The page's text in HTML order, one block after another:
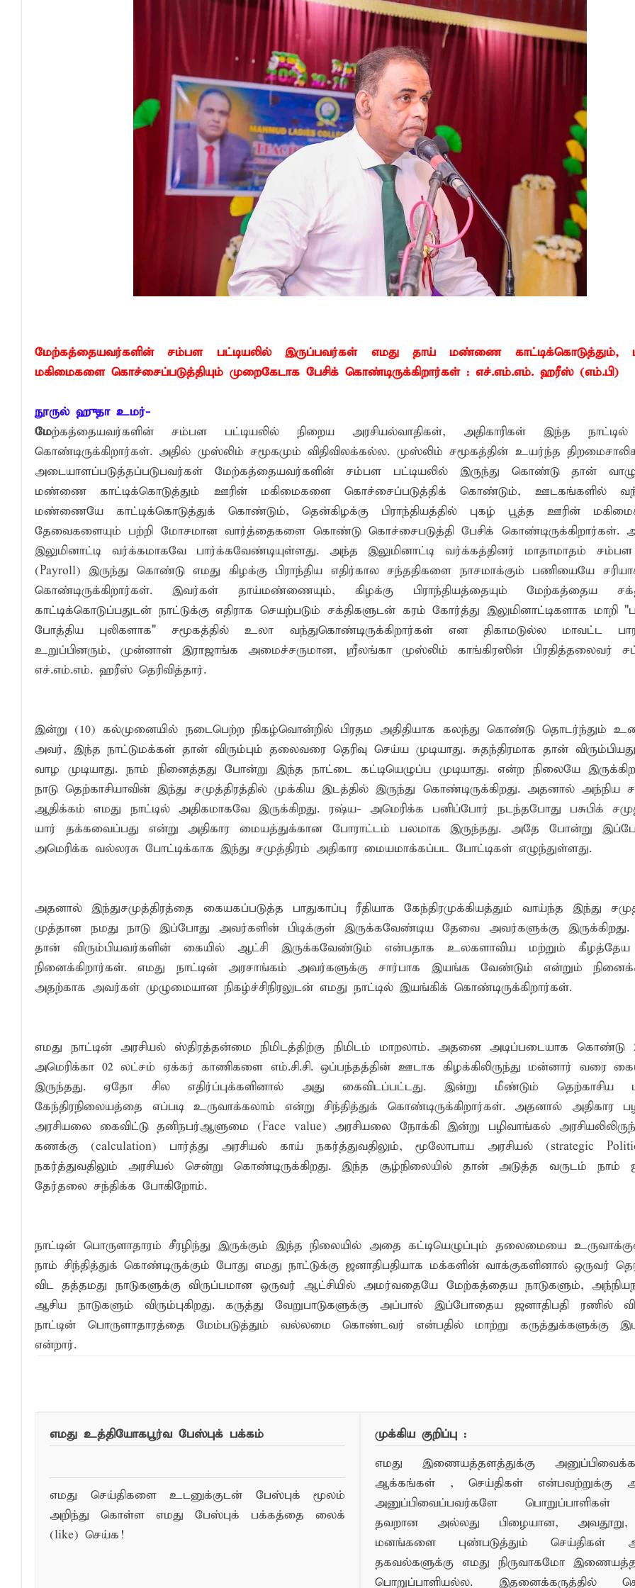
வவுனியாவில் சர்வதேச சகோதரிகள் தினம்!
பகிடிவதைக்கு பூஜ்ஜிய சகிப்புத்தன்மை: "ஒரு மாணவனின் கனவைக் கலைக்காதீர்கள்" – தென்கிழக்குப்
கல்முனை - பாண்டிருப்பில் வீதி விபத்து ஒருவர் உயிரிழப்பு, மற்றையவர் அவசர சிகிச்சை பிரிவில்
NGO சட்டமூலத்திற்கு எதிராக பாராளுமன்ற உறுப்பினர்கள் வாக்களிக்க வேண்டும் – மனித உரிமைகள்
வேண்டுகோள்
அக்கரைப்பற்று பொலிஸ் பிரிவில் அதிரடிப் போக்குவரத்துச் சோதனை- 187 வழக்குகள் பதிவு, 23 மோட்டார்
தென்கிழக்குப் பல்கலைக்கழகத்தில் புவித் தகவல் தொழில்நுட்ப குறுகியகால கற்கைநெறி ஆரம்பம்: பன்முகக்
காலத்தின் தேவை – பீடாதிபதி பேராசிரியர் எம். எம். பாஸில்
தீகவாபியில் பயிர்ச்செய்கைகள் நாசம்- அறுவடைக்குத் தயாராகவிருந்த நெல் வயல்களை துவம்சம் செய்த
தென்கிழக்குப் பல்கலைக்கழகத்திற்கு மேலும் ஓர் பெருமை
தென்கிழக்குப் பல்கலையில் மூன்று நாட்கள், ஒன்பது அமர்வுகள்; 3,397 பட்டதாரிகளுக்கு பட்டங்கள் –
நினைவுப் பதக்கங்கள் மற்றும் சிறப்புப் பரிசுகள்
இலங்கை அஹ்திய்யா பாடசாலைகளின் 75ஆவது ஆண்டு பவள விழா ஏற்பாடுகள் தொடர்பாக அம்பாறை
வியப்பில் ஆழ்த்தும் விபூதி மலை! – கதிர்காமத்தின் மறைந்திருக்கும் அதிசயம்
கல்முனை மஹ்மூத் மகளிர் கல்லூரிக்கு பெருமை சேர்த்த 94 மாணவிகள்!
மேற்கத்தையவர்களின் சம்பள பட்டியலில் இருப்பவர்கள் எமது தாய் மண்ணை
மகிமைகளை கொச்சைப்படுத்தியும் முறைகேடாக பேசிக் கொண்டிருக்கிறார்கள் : எச்.எம்.எம். ஹரீஸ் (எம்.பி)
நூருல் ஹுதா உமர்-
மேற்கத்தையவர்களின் சம்பள பட்டியலில் நிறைய அரசியல்வாதிகள், அதிகாரிகள் இந்த நாட்டில்
கொண்டிருக்கிறார்கள். அதில் முஸ்லிம் சமூகமும் விதிவிலக்கல்ல. முஸ்லிம் சமூகத்தின் உயர்ந்த
அடையாளப்படுத்தப்படுபவர்கள் மேற்கத்தையவர்களின் சம்பள பட்டியலில் இருந்து கொண்டு தான்
மண்ணை காட்டிக்கொடுத்தும் ஊரின் மகிமைகளை கொச்சைப்படுத்திக் கொண்டும், ஊடகங்களில்
மண்ணையே காட்டிக்கொடுத்துக் கொண்டும், தென்கிழக்கு பிராந்தியத்தில் புகழ் பூத்த ஊரின்
தேவைகளையும் பற்றி மோசமான வார்த்தைகளை கொண்டு கொச்சைபடுத்தி பேசிக் கொண்டிருக்கிறார்கள்.
இலுமினாட்டி வர்க்கமாகவே பார்க்கவேண்டியுள்ளது. அந்த இலுமினாட்டி வர்க்கத்தினர் மாதாமாதம்
(Payroll) இருந்து கொண்டு எமது கிழக்கு பிராந்திய எதிர்கால சந்ததிகளை நாசமாக்கும் பணியையே
கொண்டிருக்கிறார்கள். இவர்கள் தாய்மண்ணையும், கிழக்கு பிராந்தியத்தையும் மேற்கத்தைய
காட்டிக்கொடுப்பதுடன் நாட்டுக்கு எதிராக செயற்படும் சக்திகளுடன் கரம் கோர்த்து இலுமினாட்டிகளாக மாறி
போத்திய புலிகளாக" சமூகத்தில் உலா வந்துகொண்டிருக்கிறார்கள் என திகாமடுல்ல மாவட்ட
உறுப்பினரும், முன்னாள் இராஜாங்க அமைச்சருமான, ஸ்ரீலங்கா முஸ்லிம் காங்கிரஸின் பிரதித்தலைவர்
எச்.எம்.எம். ஹரீஸ் தெரிவித்தார்.
இன்று (10) கல்முனையில் நடைபெற்ற நிகழ்வொன்றில் பிரதம அதிதியாக கலந்து கொண்டு தொடர்ந்தும்
அவர், இந்த நாட்டுமக்கள் தான் விரும்பும் தலைவரை தெரிவு செய்ய முடியாது. சுதந்திரமாக தான்
வாழ முடியாது. நாம் நினைத்தது போன்று இந்த நாட்டை கட்டியெழுப்ப முடியாது. என்ற நிலையே
நாடு தெற்காசியாவின் இந்து சமுத்திரத்தில் முக்கிய இடத்தில் இருந்து கொண்டிருக்கிறது. அதனால் அந்நிய
ஆதிக்கம் எமது நாட்டில் அதிகமாகவே இருக்கிறது. ரஷ்ய- அமெரிக்க பனிப்போர் நடந்தபோது பசுபிக்
யார் தக்கவைப்பது என்று அதிகார மையத்துக்கான போராட்டம் பலமாக இருந்தது. அதே போன்று
அமெரிக்க வல்லரசு போட்டிக்காக இந்து சமுத்திரம் அதிகார மையமாக்கப்பட போட்டிகள் எழுந்துள்ளது.
அதனால் இந்துசமுத்திரத்தை கையகப்படுத்த பாதுகாப்பு ரீதியாக கேந்திரமுக்கியத்தும் வாய்ந்த இந்து
முத்தான நமது நாடு இப்போது அவர்களின் பிடிக்குள் இருக்கவேண்டிய தேவை அவர்களுக்கு
தான் விரும்பியவர்களின் கையில் ஆட்சி இருக்கவேண்டும் என்பதாக உலகளாவிய மற்றும் கீழத்தேய
நினைக்கிறார்கள். எமது நாட்டின் அரசாங்கம் அவர்களுக்கு சார்பாக இயங்க வேண்டும் என்றும்
அதற்காக அவர்கள் முழுமையான நிகழ்ச்சிநிரலுடன் எமது நாட்டில் இயங்கிக் கொண்டிருக்கிறார்கள்.
எமது நாட்டின் அரசியல் ஸ்திரத்தன்மை நிமிடத்திற்கு நிமிடம் மாறலாம். அதனை அடிப்படையாக கொண்டு
அமெரிக்கா 02 லட்சம் ஏக்கர் காணிகளை எம்.சி.சி. ஒப்பந்தத்தின் ஊடாக கிழக்கிலிருந்து மன்னார் வரை
இருந்தது. ஏதோ சில எதிர்ப்புக்களினால் அது கைவிடப்பட்டது. இன்று மீண்டும் தெற்காசிய
கேந்திரநிலையத்தை எப்படி உருவாக்கலாம் என்று சிந்தித்துக் கொண்டிருக்கிறார்கள். அதனால் அதிகார
அரசியலை கைவிட்டு தனிநபர்ஆளுமை (Face value) அரசியலை நோக்கி இன்று பழிவாங்கல்
கணக்கு (calculation) பார்த்து அரசியல் காய் நகர்த்துவதிலும், மூலோபாய அரசியல் (strategic
நகர்த்துவதிலும் அரசியல் சென்று கொண்டிருக்கிறது. இந்த சூழ்நிலையில் தான் அடுத்த வருடம் நாம்
தேர்தலை சந்திக்க போகிறோம்.
நாட்டின் பொருளாதாரம் சீரழிந்து இருக்கும் இந்த நிலையில் அதை கட்டியெழுப்பும் தலைமையை
நாம் சிந்தித்துக் கொண்டிருக்கும் போது எமது நாட்டுக்கு ஜனாதிபதியாக மக்களின் வாக்குகளினால் ஒருவர்
விட தத்தமது நாடுகளுக்கு விருப்பமான ஒருவர் ஆட்சியில் அமர்வதையே மேற்கத்தைய நாடுகளும்,
ஆசிய நாடுகளும் விரும்புகிறது. கருத்து வேறுபாடுகளுக்கு அப்பால் இப்போதைய ஜனாதிபதி ரணில்
நாட்டின் பொருளாதாரத்தை மேம்படுத்தும் வல்லமை கொண்டவர் என்பதில் மாற்று கருத்துக்களுக்கு
என்றார்.
எமது உத்தியோகபூர்வ பேஸ்புக் பக்கம்
எமது செய்திகளை உடனுக்குடன் பேஸ்புக் மூலம்
அறிந்து கொள்ள எமது பேஸ்புக் பக்கத்தை லைக்
(like) செய்க!
முக்கிய குறிப்பு :
எமது இணையத்தளத்துக்கு
ஆக்கங்கள் , செய்திகள் என்பவற்றுக்கு
அனுப்பிவைப்பவர்களே பொறுப்பாளிகள்
தவறான அல்லது பிழையான, அவதூறு,
மனங்களை புண்படுத்தும் செய்திகள்
தகவல்களுக்கு எமது நிருவாகமோ
பொறுப்பாளியல்ல. இதனைக்கருத்தில்